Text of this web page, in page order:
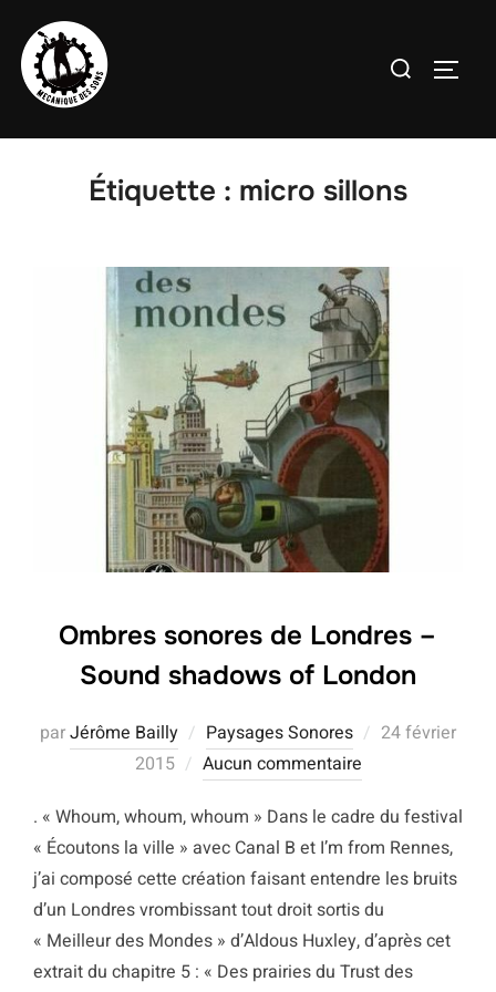
contenu
Rechercher :
Étiquette : micro sillons
Ombres sonores de Londres –
Sound shadows of London
parJérôme Bailly Paysages Sonores
Publié
24 février
2015
Aucun commentaire
. « Whoum, whoum, whoum » Dans le cadre du festival
« Écoutons la ville » avec Canal B et I’m from Rennes,
j’ai composé cette création faisant entendre les bruits
d’un Londres vrombissant tout droit sortis du
« Meilleur des Mondes » d’Aldous Huxley, d’après cet
extrait du chapitre 5 : « Des prairies du Trust des